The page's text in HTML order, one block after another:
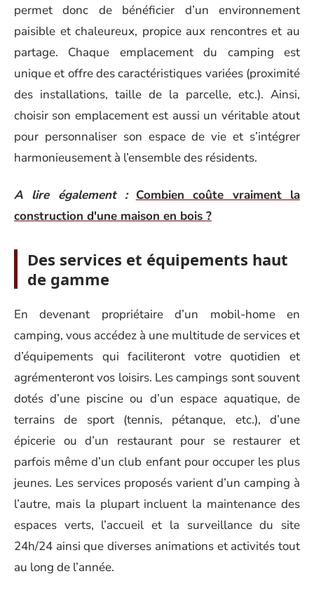
permet donc de bénéficier d’un environnement
paisible et chaleureux, propice aux rencontres et au
partage. Chaque emplacement du camping est
unique et offre des caractéristiques variées (proximité
des installations, taille de la parcelle, etc.). Ainsi,
choisir son emplacement est aussi un véritable atout
pour personnaliser son espace de vie et s’intégrer
harmonieusement à l’ensemble des résidents.
A lire également : Combien coûte vraiment la
construction d'une maison en bois ?
Des services et équipements haut
de gamme
En devenant propriétaire d’un mobil-home en
camping, vous accédez à une multitude de services et
d’équipements qui faciliteront votre quotidien et
agrémenteront vos loisirs. Les campings sont souvent
dotés d’une piscine ou d’un espace aquatique, de
terrains de sport (tennis, pétanque, etc.), d’une
épicerie ou d’un restaurant pour se restaurer et
parfois même d’un club enfant pour occuper les plus
jeunes. Les services proposés varient d’un camping à
l’autre, mais la plupart incluent la maintenance des
espaces verts, l’accueil et la surveillance du site
24h/24 ainsi que diverses animations et activités tout
au long de l’année.